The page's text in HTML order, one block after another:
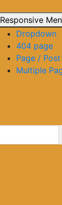
Responsive
Dropdown
404 page
Page /
Multiple